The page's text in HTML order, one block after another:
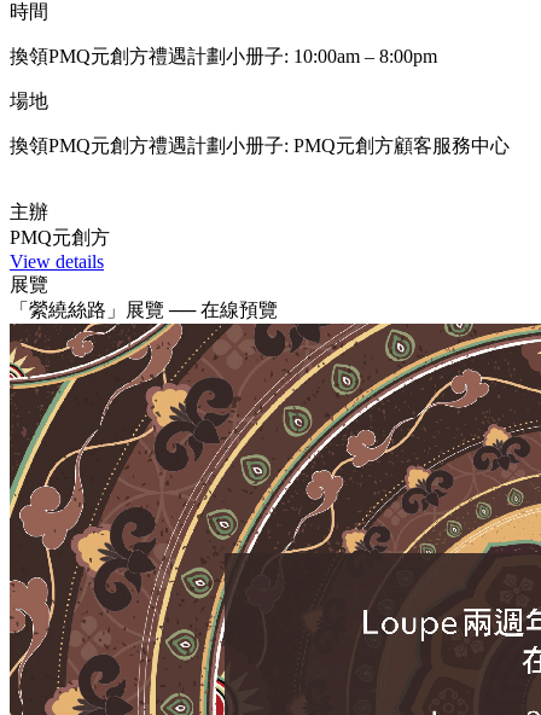
時間
換領PMQ元創方禮遇計劃小册子: 10:00am – 8:00pm
場地
換領PMQ元創方禮遇計劃小册子: PMQ元創方顧客服務中心
主辦
PMQ元創方
View details
展覽
「縈繞絲路」展覽 ── 在線預覽